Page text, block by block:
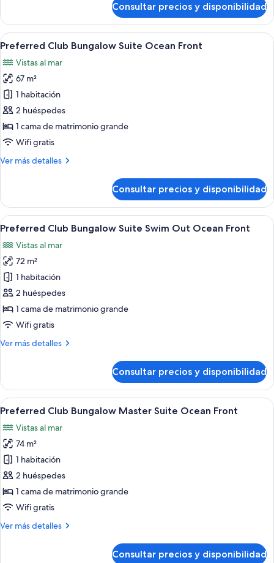
Pool
View
Club
Jr.
Suite
Out
Pool
View
King
Consultar precios y disponibilidad
Abrir
todas
las
fotos
de
Preferred
Club
Bungalow
Ocean
Una playa con palmeras, sombrillas
6
Preferred Club Bungalow Suite Ocean Front
Vistas al mar
67 m²
1 habitación
2 huéspedes
1 cama de matrimonio grande
Wifi gratis
Ver más detalles
Más
Club
Bungalow
Suite
Front
Consultar precios y disponibilidad
Abrir
todas
las
fotos
de
Preferred
Club
Bungalow
Swim
Front
Un dormitorio con cama, mesita de
6
Preferred Club Bungalow Suite Swim Out Ocean Front
Vistas al mar
72 m²
1 habitación
2 huéspedes
1 cama de matrimonio grande
Wifi gratis
Ver más detalles
Más
Club
Bungalow
Suite
Out
Ocean
Front
Consultar precios y disponibilidad
Abrir
todas
las
fotos
de
Preferred
Club
Bungalow
Master
Suite
Una playa con palmeras, sombrillas
7
Preferred Club Bungalow Master Suite Ocean Front
Vistas al mar
74 m²
1 habitación
2 huéspedes
1 cama de matrimonio grande
Wifi gratis
Ver más detalles
Más
Consultar precios y disponibilidad